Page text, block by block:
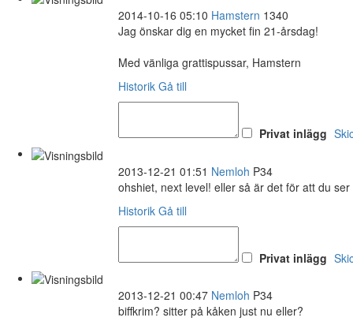
2014-10-16 05:10 Hamstern 1340
Jag önskar dig en mycket fin 21-årsdag!
Med vänliga grattispussar, Hamstern
Historik Gå till
Privat inlägg
2013-12-21 01:51 Nemloh P34
ohshiet, next level! eller så är det för att du
Historik Gå till
Privat inlägg
2013-12-21 00:47 Nemloh P34
biffkrim? sitter på kåken just nu eller?